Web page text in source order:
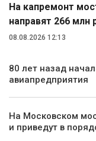
На капремонт
направят 266 млн
08.08.2026 12:13
80 лет назад
авиапредприятия
На Московском
и приведут в